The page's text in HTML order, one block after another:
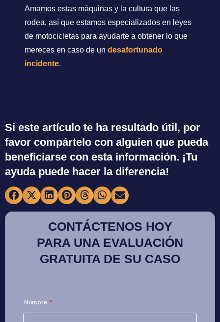
Amamos estas máquinas y la cultura que las
rodea, así que estamos especializados en leyes
de motocicletas para ayudarte a obtener lo que
mereces en caso de un desafortunado
incidente.
Si este artículo te ha resultado útil, por
favor compártelo con alguien que pueda
beneficiarse con esta información. ¡Tu
ayuda puede hacer la diferencia!
CONTÁCTENOS HOY
PARA UNA EVALUACIÓN
GRATUITA DE SU CASO